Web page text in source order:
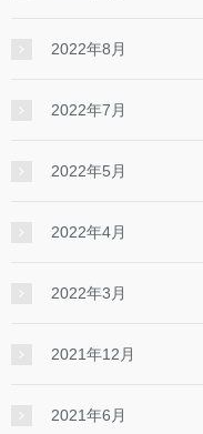
2022年8月
2022年7月
2022年5月
2022年4月
2022年3月
2021年12月
2021年6月